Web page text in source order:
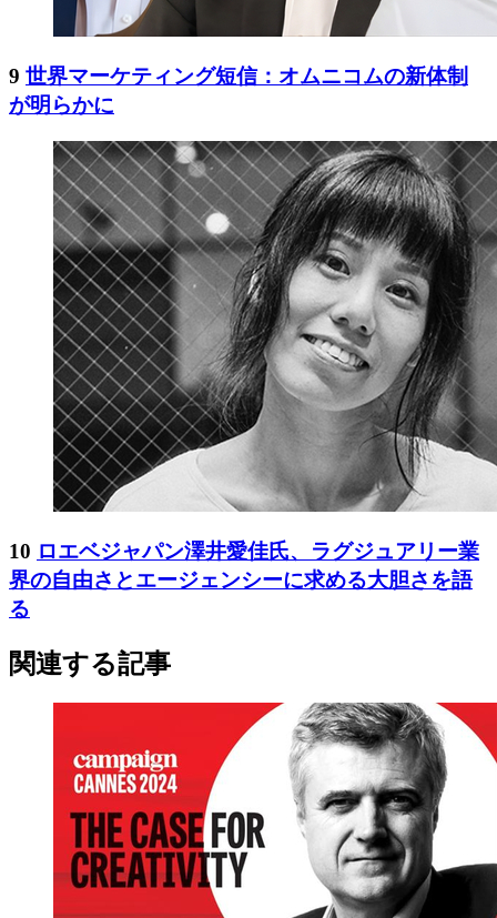
9 世界マーケティング短信：オムニコムの新体制
が明らかに
10 ロエベジャパン澤井愛佳氏、ラグジュアリー業
界の自由さとエージェンシーに求める大胆さを語
る
関連する記事